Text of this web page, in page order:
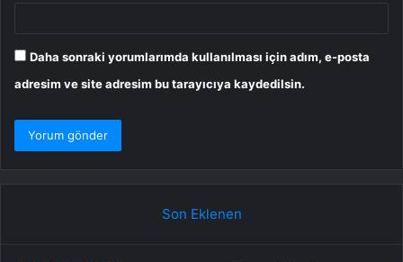
Daha sonraki yorumlarımda kullanılması için adım, e-posta
adresim ve site adresim bu tarayıcıya kaydedilsin.
Son Eklenen